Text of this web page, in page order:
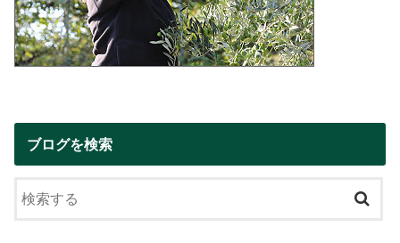
ブログを検索